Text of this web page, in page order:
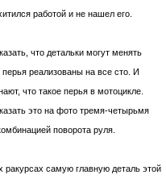
работой и не нашел его.
что детальки могут менять
реализованы на все сто. И
что такое перья в мотоцикле.
это на фото тремя-четырьмя
поворота руля.
ракурсах самую главную деталь этой